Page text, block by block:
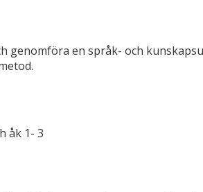
genomföra en språk- och
åk 1- 3